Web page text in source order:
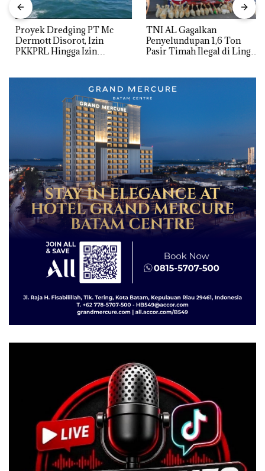
Proyek Dredging PT Mc
Dermott Disorot, Izin
PKKPRL Hingga Izin
TNI AL Gagalkan
Penyelundupan 1,6 Ton
Pasir Timah Ilegal di Lingga,
Diselundupkan ke Malaysia